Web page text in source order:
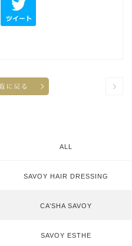
ALL
SAVOY HAIR DRESSING
CA’SHA SAVOY
SAVOY ESTHE